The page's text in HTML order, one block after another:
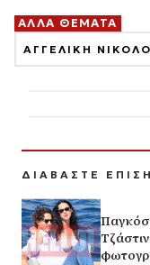
ΑΛΛΑ ΘΕΜΑΤΑ
ΑΓΓΕΛΙΚΗ
ΔΙΑΒΑΣΤΕ